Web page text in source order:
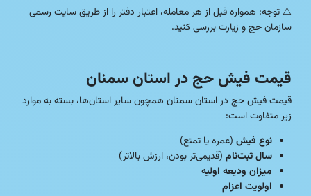
⚠️ توجه: همواره قبل از هر معامله، اعتبار دفتر را از طریق سایت رسمی
سازمان حج و زیارت بررسی کنید.
قیمت فیش حج در استان سمنان
قیمت فیش حج در استان سمنان همچون سایر استان‌ها، بسته به موارد
زیر متفاوت است:
نوع فیش (عمره یا تمتع)
سال ثبت‌نام (قدیمی‌تر بودن، ارزش بالاتر)
میزان ودیعه اولیه
اولویت اعزام